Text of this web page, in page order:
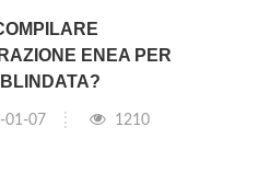
ENEA PER
01-07 1210